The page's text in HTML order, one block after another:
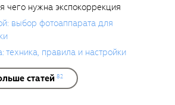
чего нужна экспокоррекция
выбор фотоаппарата для
техника, правила и настройки
статей 82